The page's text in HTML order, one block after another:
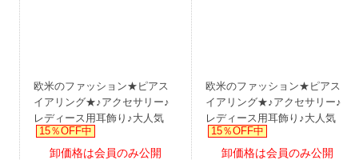
欧米のファッション★ピアス
イアリング★♪アクセサリー♪
レディース用耳飾り♪大人気
15％OFF中
卸価格は会員のみ公開
欧米のファッション★ピアス
イアリング★♪アクセサリー♪
レディース用耳飾り♪大人気
15％OFF中
卸価格は会員のみ公開